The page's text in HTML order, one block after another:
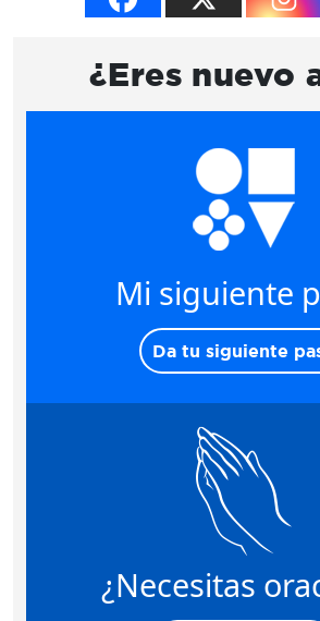
¿Eres nuevo
Mi siguiente
Da tu siguiente
¿Necesitas